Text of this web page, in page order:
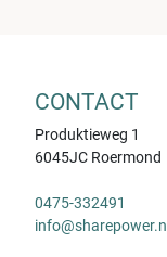
CONTACT
Produktieweg 1
6045JC Roermond
0475-332491
info@sharepower.nl